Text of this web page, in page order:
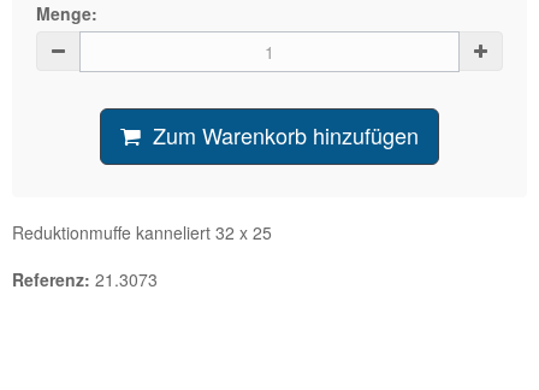
Menge:
Zum Warenkorb hinzufügen
Reduktionmuffe kanneliert 32 x 25
Referenz: 21.3073